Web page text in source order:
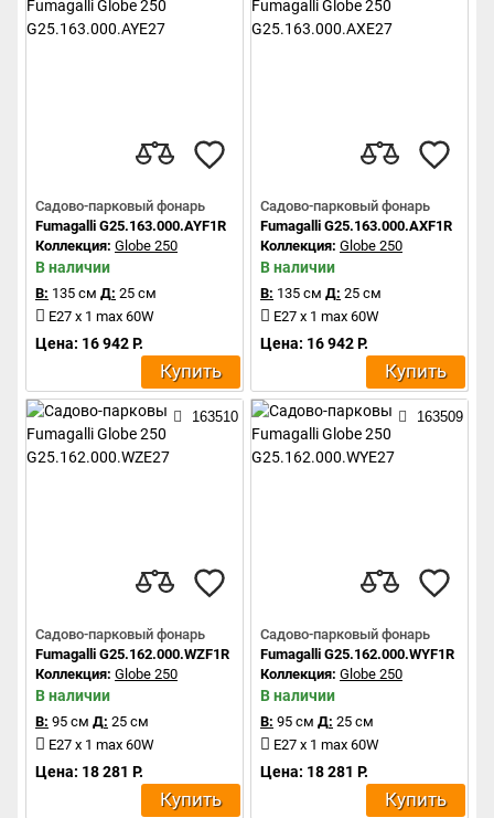
Садово-парковый фонарь
Fumagalli G25.163.000.AYF1R
Коллекция: Globe 250
В наличии
В: 135 см Д: 25 см
E27 x 1 max 60W
Цена: 16 942 Р.
Купить
Садово-парковый фонарь
Fumagalli G25.163.000.AXF1R
Коллекция: Globe 250
В наличии
В: 135 см Д: 25 см
E27 x 1 max 60W
Цена: 16 942 Р.
Купить
163510
Садово-парковый фонарь
Fumagalli G25.162.000.WZF1R
Коллекция: Globe 250
В наличии
В: 95 см Д: 25 см
E27 x 1 max 60W
Цена: 18 281 Р.
Купить
163509
Садово-парковый фонарь
Fumagalli G25.162.000.WYF1R
Коллекция: Globe 250
В наличии
В: 95 см Д: 25 см
E27 x 1 max 60W
Цена: 18 281 Р.
Купить